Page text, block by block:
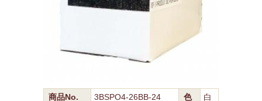
商品No. 3BSPO4-26BB-24 色
白